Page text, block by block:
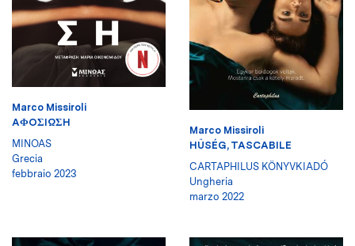
Marco Missiroli
AΦOΣIΩΣH
MINOAS
Grecia
febbraio 2023
Marco Missiroli
HŰSÉG, TASCABILE
CARTAPHILUS KÖNYVKIADÓ
Ungheria
marzo 2022